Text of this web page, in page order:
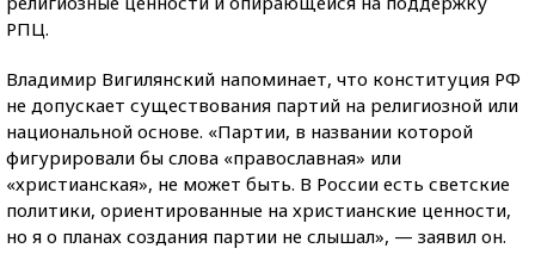
РПЦ.
Владимир Вигилянский напоминает, что конституция РФ
не допускает существования партий на религиозной или
национальной основе. «Партии, в названии которой
фигурировали бы слова «православная» или
«христианская», не может быть. В России есть светские
политики, ориентированные на христианские ценности,
но я о планах создания партии не слышал», — заявил он.